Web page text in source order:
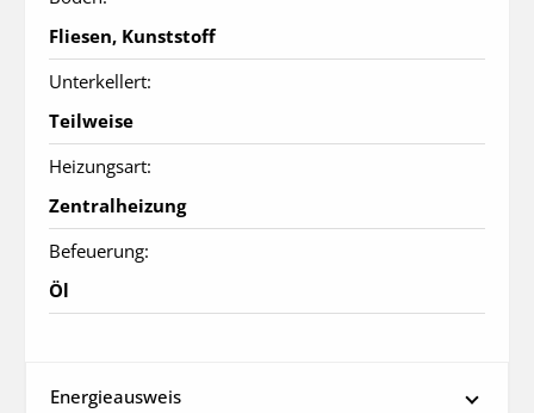
Fliesen, Kunststoff
Unterkellert:
Teilweise
Heizungsart:
Zentralheizung
Befeuerung:
Öl
Energieausweis